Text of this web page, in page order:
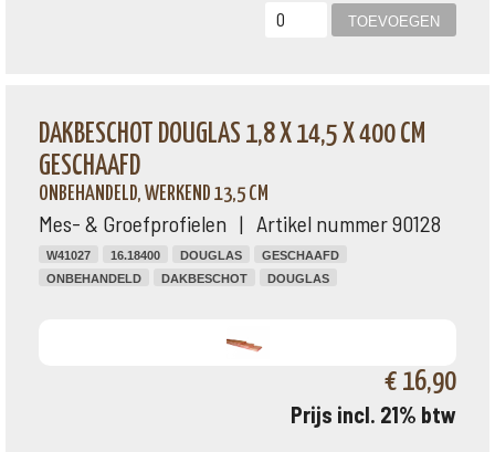
DAKBESCHOT DOUGLAS 1,8 X 14,5 X 400 CM
GESCHAAFD
ONBEHANDELD, WERKEND 13,5 CM
Mes- & Groefprofielen | Artikel nummer 90128
W41027 16.18400 DOUGLAS
GESCHAAFD
ONBEHANDELD
DAKBESCHOT DOUGLAS
€ 16,90
Prijs incl. 21% btw